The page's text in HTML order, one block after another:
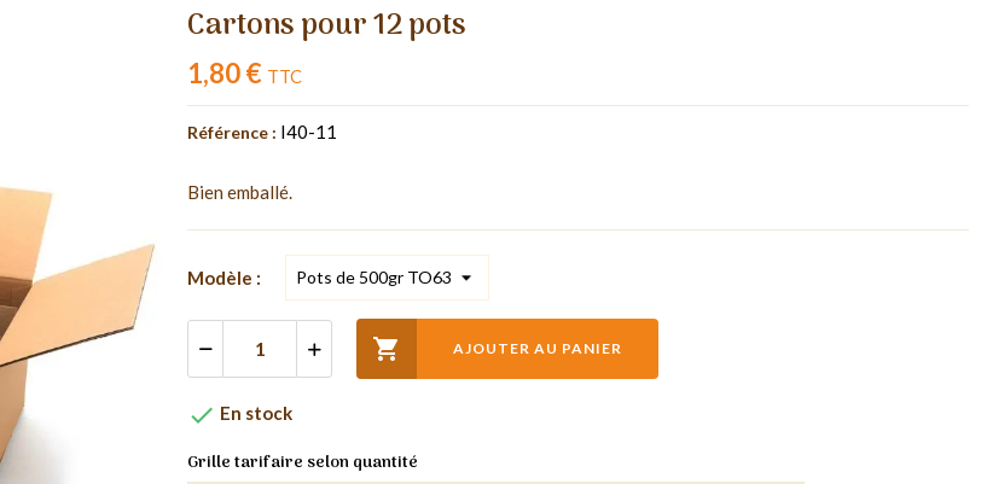
Cartons pour 12 pots
1,80 € TTC
Référence : I40-11
Bien emballé.
Modèle :
 AJOUTER AU PANIER
 En stock
Grille tarifaire selon quantité